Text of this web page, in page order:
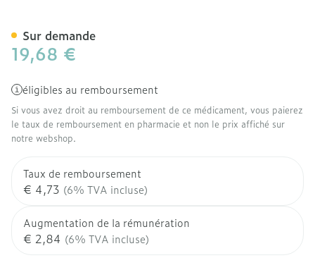
19,68 €
éligibles au remboursement
Si vous avez droit au remboursement de ce médicament, vous paierez
le taux de remboursement en pharmacie et non le prix affiché sur
notre webshop.
Taux de remboursement
€ 4,73 (6% TVA incluse)
Augmentation de la rémunération
€ 2,84 (6% TVA incluse)
Sur demande